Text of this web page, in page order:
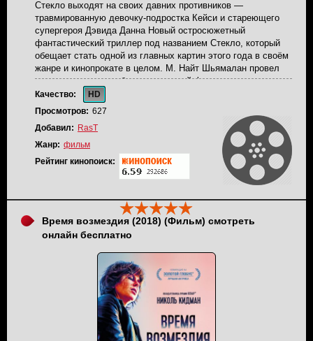
Стекло выходят на своих давних противников —
травмированную девочку-подростка Кейси и стареющего
супергероя Дэвида Данна Новый остросюжетный
фантастический триллер под названием Стекло, который
обещает стать одной из главных картин этого года в своём
жанре и кинопрокате в целом. М. Найт Шьямалан провел
просто огромную работу над данный фильмом и решил
завысить настолько сильно планку, что остальным
режиссерам еще придется постараться сделать нечто
лучшее. Согласно сюжету фильма Стекло, опасный
похититель страдающий от множественного расстройства
личности и террорист-инвалид Мистер Стекло однажды
сумели выйти на своих двух напарников - травмированную
девочку-подростка Кейси и стареющего супергероя Дэвида
Качество:
HD
Просмотров: 627
Добавил: RasT
Жанр: фильм
Рейтинг кинопоиск:
Время возмездия (2018) (Фильм) смотреть
онлайн бесплатно